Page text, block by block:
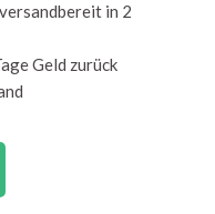
in 2
Geld zurück